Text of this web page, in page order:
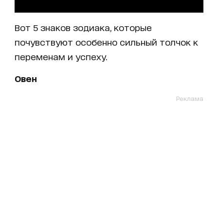
Вот 5 знаков зодиака, которые
почувствуют особенно сильный толчок к
переменам и успеху.
Овен
Реклама